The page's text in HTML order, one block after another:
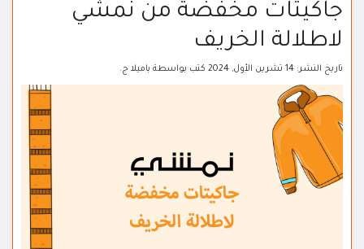
جاكيتات مخفضة من نمشي
لاطلالة الخريف
تاريخ النشر: 14 تشرين الأول, 2024 كتب بواسطة باميلا ج.